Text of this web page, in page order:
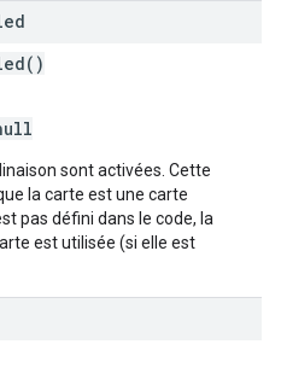
sont activées. Cette
la carte est une carte
pas défini dans le code, la
est utilisée (si elle est